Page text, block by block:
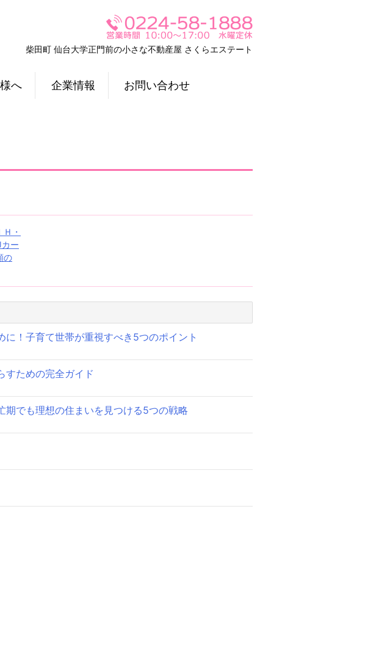
柴田町 仙台大学正門前の小さな不動産屋 さくらエステート
へ 企業情報 お問い合わせ
・
ー
の
！子育て世帯が重視すべき5つのポイント
すための完全ガイド
期でも理想の住まいを見つける5つの戦略